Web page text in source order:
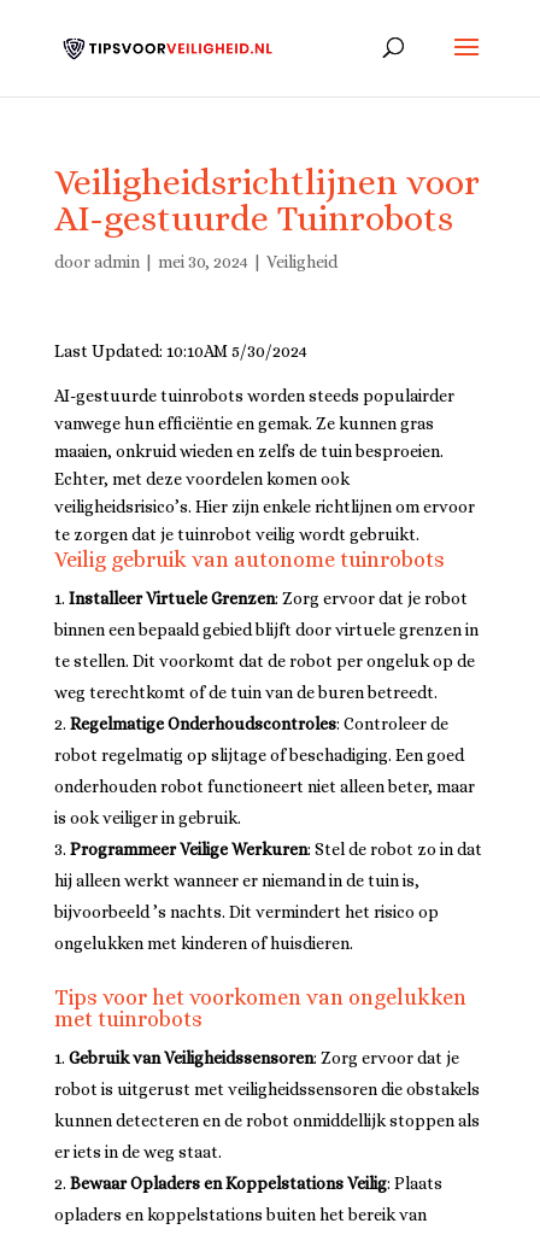
Veiligheidsrichtlijnen voor
AI-gestuurde Tuinrobots
dooradmin mei 30, 2024| Veiligheid
Last Updated: 10:10AM 5/30/2024
AI-gestuurde tuinrobots worden steeds populairder
vanwege hun efficiëntie en gemak. Ze kunnen gras
maaien, onkruid wieden en zelfs de tuin besproeien.
Echter, met deze voordelen komen ook
veiligheidsrisico’s. Hier zijn enkele richtlijnen om ervoor
te zorgen dat je tuinrobot veilig wordt gebruikt.
Veilig gebruik van autonome tuinrobots
Installeer Virtuele Grenzen: Zorg ervoor dat je robot
binnen een bepaald gebied blijft door virtuele grenzen in
te stellen. Dit voorkomt dat de robot per ongeluk op de
weg terechtkomt of de tuin van de buren betreedt.
Regelmatige Onderhoudscontroles: Controleer de
robot regelmatig op slijtage of beschadiging. Een goed
onderhouden robot functioneert niet alleen beter, maar
is ook veiliger in gebruik.
Programmeer Veilige Werkuren: Stel de robot zo in dat
hij alleen werkt wanneer er niemand in de tuin is,
bijvoorbeeld ’s nachts. Dit vermindert het risico op
ongelukken met kinderen of huisdieren.
Tips voor het voorkomen van ongelukken
met tuinrobots
Gebruik van Veiligheidssensoren: Zorg ervoor dat je
robot is uitgerust met veiligheidssensoren die obstakels
kunnen detecteren en de robot onmiddellijk stoppen als
er iets in de weg staat.
Bewaar Opladers en Koppelstations Veilig: Plaats
opladers en koppelstations buiten het bereik van